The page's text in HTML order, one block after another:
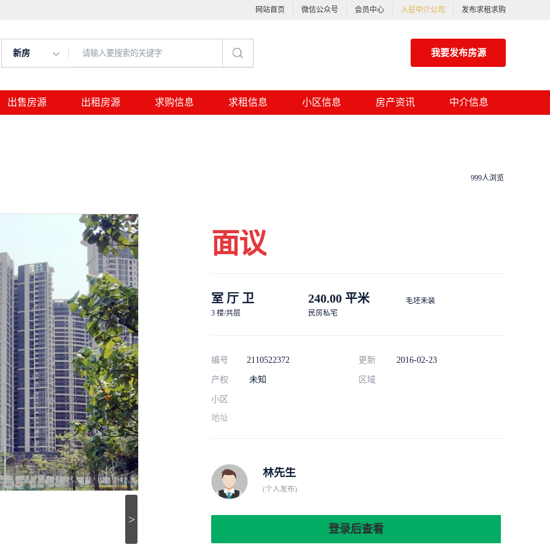
网站首页 微信公众号 会员中心 入驻中介公司 发布求租求购
新房 我要发布房源
出售房源 出租房源 求购信息 求租信息 小区信息 房产资讯 中介信息
999人浏览
>
面议
室 厅 卫
3 楼/共层
240.00 平米
民房私宅
毛坯未装
编号 2110522372 更新 2016-02-23
产权 未知 区域
小区
地址
林先生
(个人发布)
登录后查看